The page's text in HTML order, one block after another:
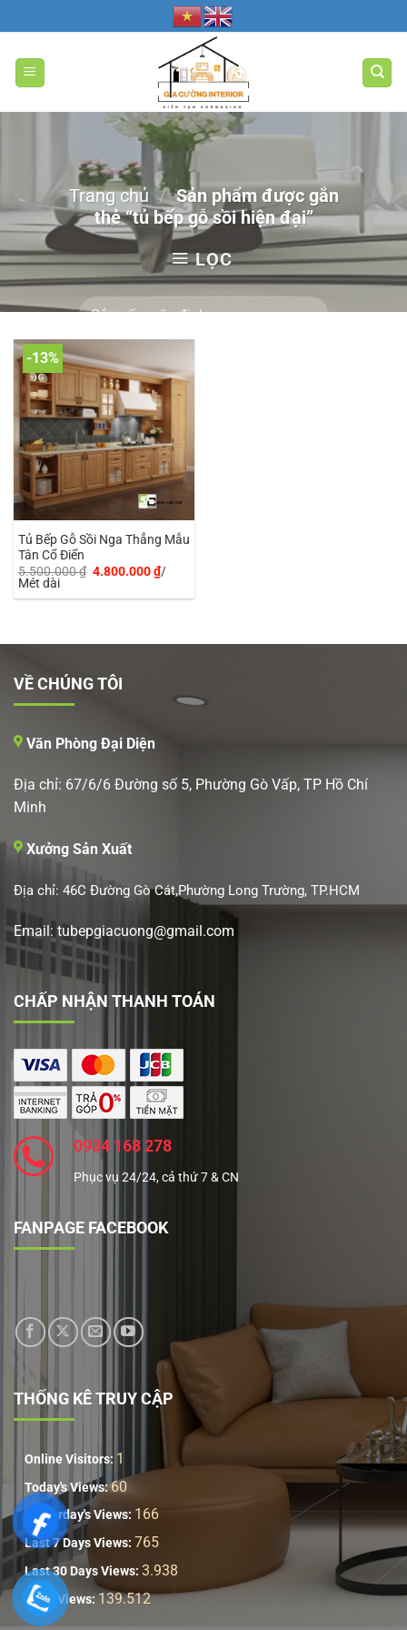
qua
nội
dung
Trang chủ / Sản phẩm được gắn
thẻ “tủ bếp gỗ sồi hiện đại”
LỌC
-13%
Tủ Bếp Gỗ Sồi Nga Thẳng Mẫu
Tân Cổ Điển
5.500.000₫ Giá
4.800.000₫Giá
hiện
/
Mét dài
VỀ CHÚNG TÔI
Văn Phòng Đại Diện
Địa chỉ: 67/6/6 Đường số 5, Phường Gò Vấp, TP Hồ Chí
Minh
Xưởng Sản Xuất
Địa chỉ: 46C Đường Gò Cát,Phường Long Trường, TP.HCM
Email: tubepgiacuong@gmail.com
CHẤP NHẬN THANH TOÁN
0934 168 278
Phục vụ 24/24, cả thứ 7 & CN
FANPAGE FACEBOOK
THỐNG KÊ TRUY CẬP
Online Visitors: 1
Today's Views:60
Yesterday's Views: 166
Last 7 Days Views: 765
Last 30 Days Views: 3.938
Total Views: 139.512